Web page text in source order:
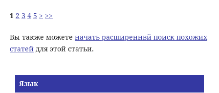
1 2 3 4 5 > >>
Вы также можете начать расширеннвй поиск похожих
статейдля этой статьи.
Язык